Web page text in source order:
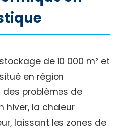
de 10 000 m² et
en région
des problèmes de
hiver, la chaleur
laissant les zones de